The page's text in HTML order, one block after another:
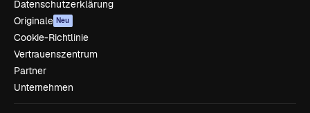
Datenschutzerklärung
Originale Neu
Cookie-Richtlinie
Vertrauenszentrum
Partner
Unternehmen